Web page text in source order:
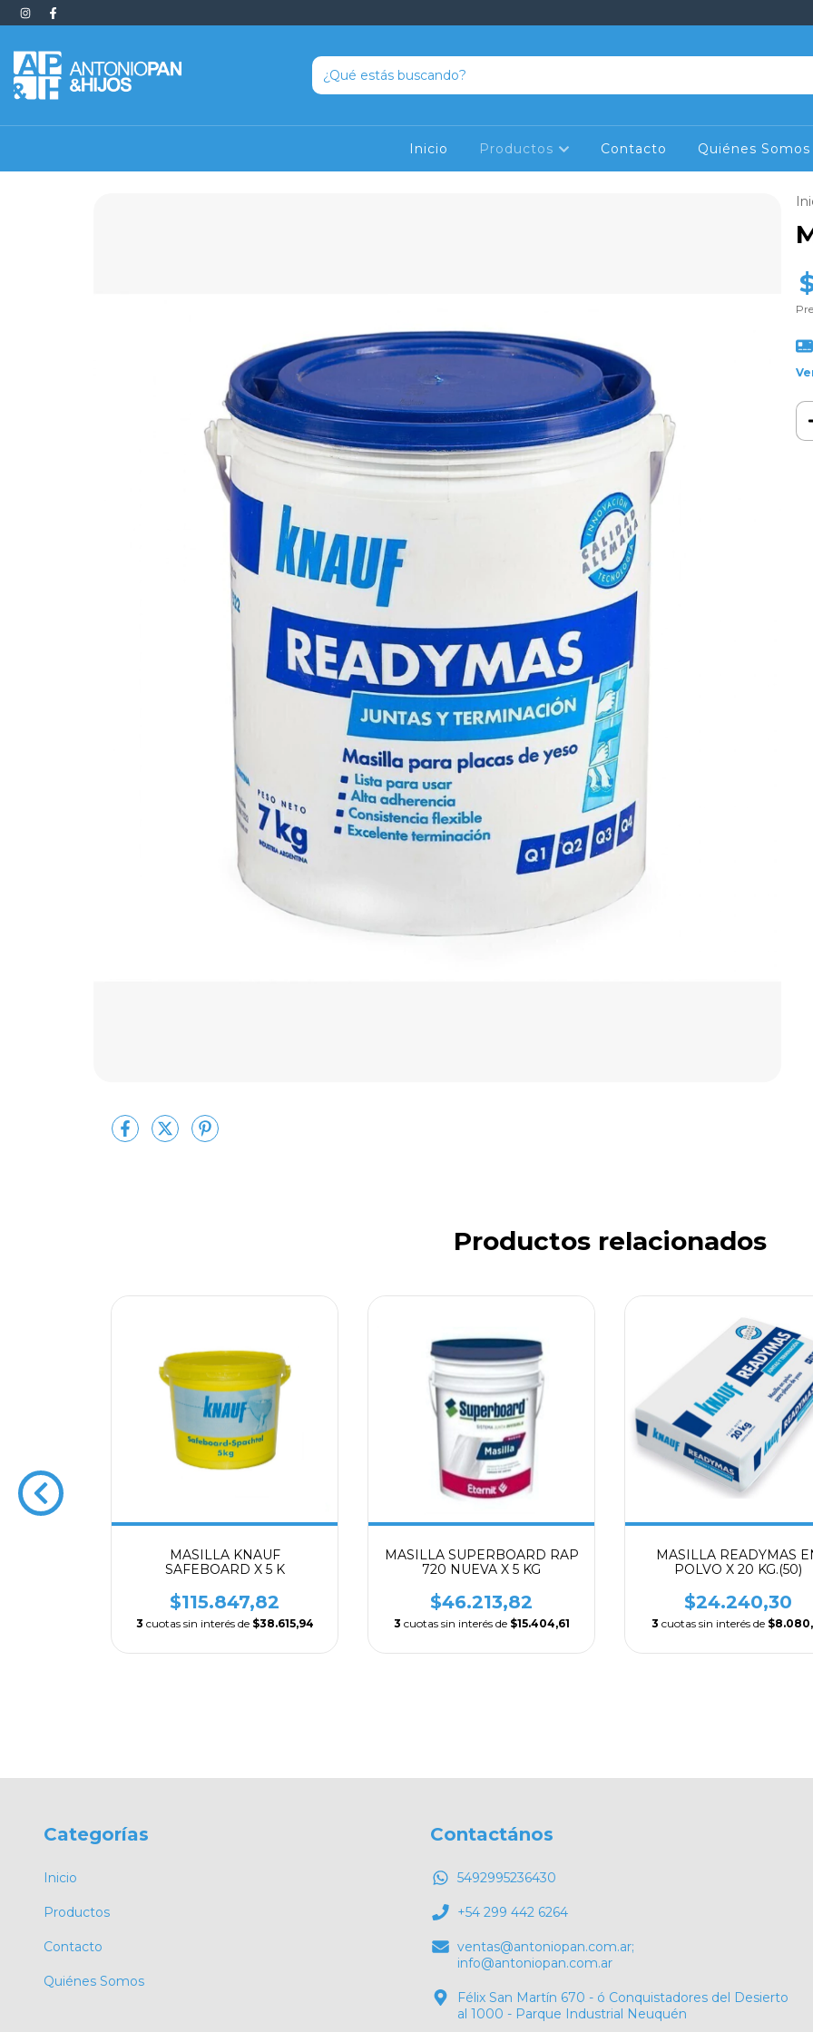
Inicio Productos Contacto Quiénes Somos
Productos relacionados
MASILLA KNAUF
SAFEBOARD X 5 K
$115.847,82
3 cuotas sin interés de $38.615,94
MASILLA SUPERBOARD RAP
720 NUEVA X 5 KG
$46.213,82
3 cuotas sin interés de $15.404,61
MASILLA READYMAS
POLVO X 20 KG.(50)
$24.240,30
3 cuotas sin interés de
Categorías
Inicio
Productos
Contacto
Quiénes Somos
Contactános
5492995236430
+54 299 442 6264
ventas@antoniopan.com.ar;
info@antoniopan.com.ar
Félix San Martín 670 - ó Conquistadores del Desierto
al 1000 - Parque Industrial Neuquén